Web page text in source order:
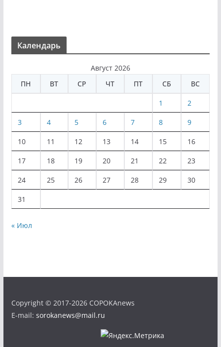
Календарь
Август 2026
ПН
ВТ СР ЧТ ПТ СБ ВС
1 2
3 4 5 6 7 8 9
10 11 12 13 14 15 16
17 18 19 20 21 22 23
24 25 26 27 28 29 30
31
« Июл
Copyright © 2017-2026 COPOKAnews
E-mail: sorokanews@mail.ru